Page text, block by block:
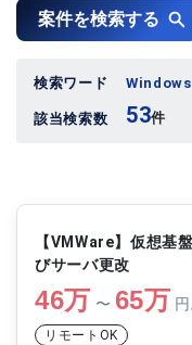
案件を検索する
検索ワード Windows
該当検索数 53件
【VMWare】仮想基
びサーバ更改
46万 〜 65万
リモートOK